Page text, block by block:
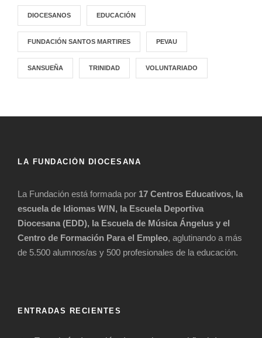
DIOCESANOS EDUCACIÓN
FUNDACIÓN SANTOS MARTIRES PEVAU
SANSUEÑA TRINIDAD VOLUNTARIADO
LA FUNDACIÓN DIOCESANA
La Fundación está formada por 17 Centros Educativos, la
escuela de Idiomas W!N, la Escuela Deportiva
Diocesana (EDD), la Escuela de Música Ángelus y el
Centro de Formación Para el Empleo, aglutinando a más
de 5.500 alumnos/as y 500 profesionales de la educación.
ENTRADAS RECIENTES